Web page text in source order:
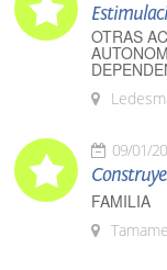
OTRAS
09/01/
FAMILIA